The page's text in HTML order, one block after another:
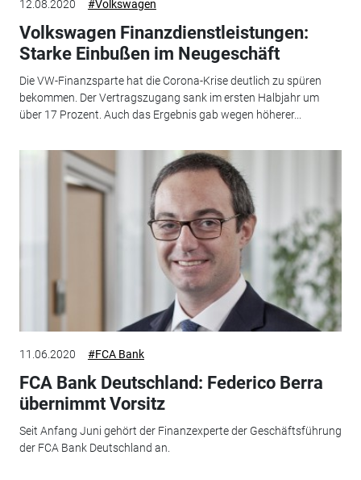
12.08.2020 #Volkswagen
Volkswagen Finanzdienstleistungen:
Starke Einbußen im Neugeschäft
Die VW-Finanzsparte hat die Corona-Krise deutlich zu spüren
bekommen. Der Vertragszugang sank im ersten Halbjahr um
über 17 Prozent. Auch das Ergebnis gab wegen höherer...
11.06.2020 #FCA Bank
FCA Bank Deutschland: Federico Berra
übernimmt Vorsitz
Seit Anfang Juni gehört der Finanzexperte der Geschäftsführung
der FCA Bank Deutschland an.